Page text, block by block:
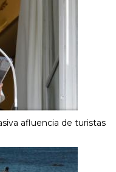
afluencia de turistas